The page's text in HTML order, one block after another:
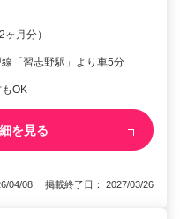
月分）
「習志野駅」より車5分
OK
を見る
04/08 掲載終了日： 2027/03/26